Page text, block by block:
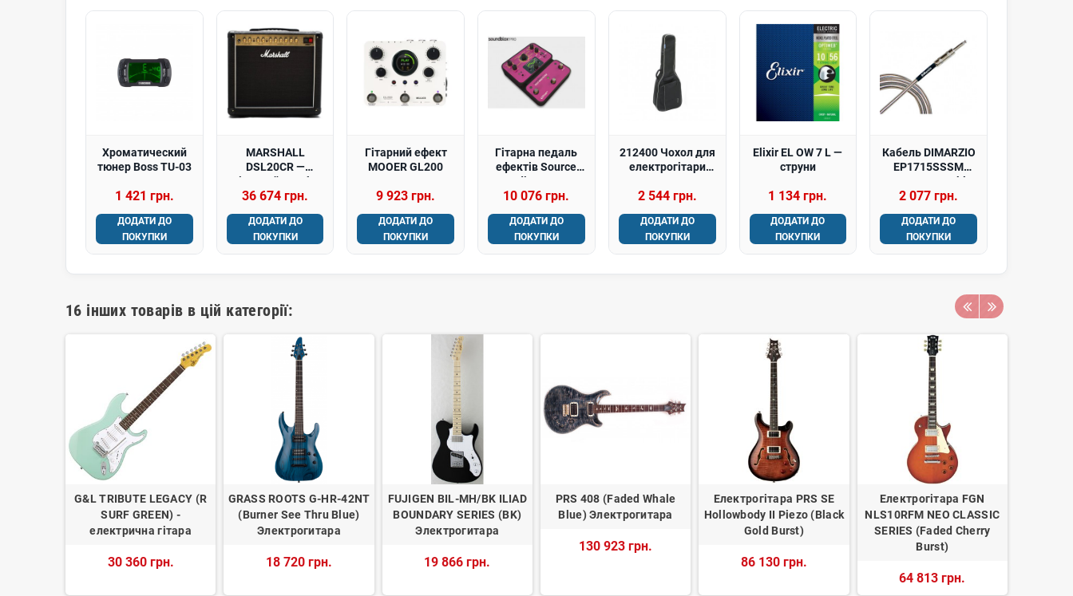
Хроматический
тюнер Boss TU-03
1 421 грн.
ДОДАТИ ДО
ПОКУПКИ
MARSHALL
DSL20CR —
гітарний комбо
36 674 грн.
ДОДАТИ ДО
ПОКУПКИ
Гітарний ефект
MOOER GL200
9 923 грн.
ДОДАТИ ДО
ПОКУПКИ
Гітарна педаль
ефектів Source
Audio SA144
Soundblox Pro
10 076 грн.
ДОДАТИ ДО
ПОКУПКИ
212400 Чохол для
електрогітари
2 544 грн.
ДОДАТИ ДО
ПОКУПКИ
Elixir EL OW 7 L —
струни
1 134 грн.
ДОДАТИ ДО
ПОКУПКИ
Кабель DIMARZIO
EP1715SSSM
Instrument Cable
4.5m (Chrome)
2 077 грн.
ДОДАТИ ДО
ПОКУПКИ
16 інших товарів в цій категорії:
G&L TRIBUTE LEGACY (R
SURF GREEN) -
електрична гітара
30 360 грн.
GRASS ROOTS G-HR-42NT
(Burner See Thru Blue)
Электрогитара
18 720 грн.
FUJIGEN BIL-MH/BK ILIAD
BOUNDARY SERIES (BK)
Электрогитара
19 866 грн.
PRS 408 (Faded Whale
Blue) Электрогитара
130 923 грн.
Електрогітара PRS SE
Hollowbody II Piezo (Black
Gold Burst)
86 130 грн.
Електрогітара FGN
NLS10RFM NEO CLASSIC
SERIES (Faded Cherry
Burst)
64 813 грн.